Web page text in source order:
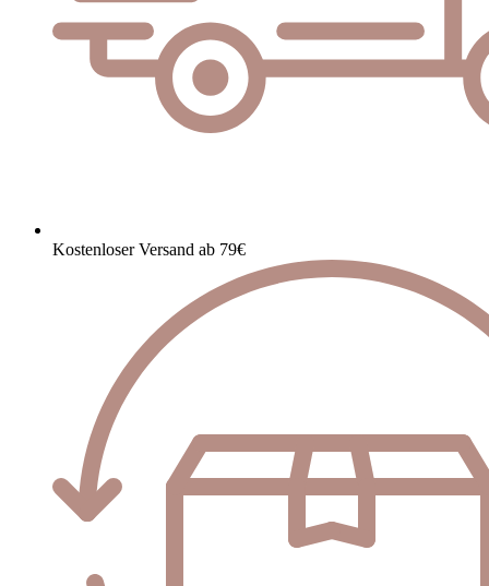
Kostenloser Versand ab 79€